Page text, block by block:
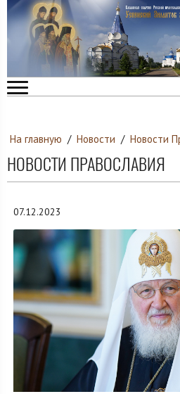
На главную / Новости / Новости
НОВОСТИ ПРАВОСЛАВИЯ
07.12.2023